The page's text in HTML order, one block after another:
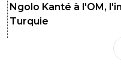
Ngolo Kanté à l'OM,
Turquie